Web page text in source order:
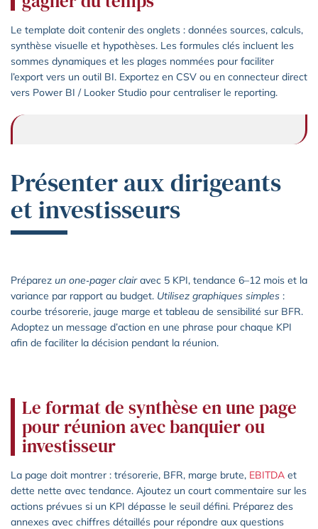
Le template doit contenir des onglets : données sources, calculs,
synthèse visuelle et hypothèses. Les formules clés incluent les
sommes dynamiques et les plages nommées pour faciliter
l’export vers un outil BI. Exportez en CSV ou en connecteur direct
vers Power BI / Looker Studio pour centraliser le reporting.
Présenter aux dirigeants
et investisseurs
Préparez un one‑pager clairavec 5 KPI, tendance 6–12 mois et la
variance par rapport au budget. Utilisez graphiques simples :
courbe trésorerie, jauge marge et tableau de sensibilité sur BFR.
Adoptez un message d’action en une phrase pour chaque KPI
afin de faciliter la décision pendant la réunion.
Le format de synthèse en une page
pour réunion avec banquier ou
investisseur
La page doit montrer : trésorerie, BFR, marge brute, EBITDA et
dette nette avec tendance. Ajoutez un court commentaire sur les
actions prévues si un KPI dépasse le seuil défini. Préparez des
annexes avec chiffres détaillés pour répondre aux questions